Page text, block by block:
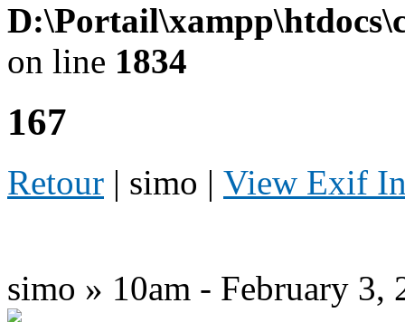
on line 1834
167
Retour | simo | View Exif
simo » 10am - February 3,